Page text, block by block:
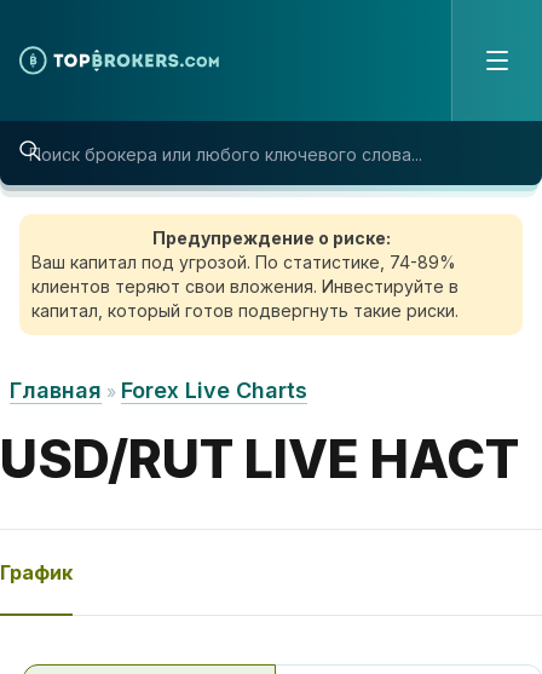
Предупреждение о риске:
Ваш капитал под угрозой. По статистике, 74-89%
клиентов теряют свои вложения. Инвестируйте в
капитал, который готов подвергнуть такие риски.
Главная » Forex Live Charts
USD/RUT LIVE HACT
График